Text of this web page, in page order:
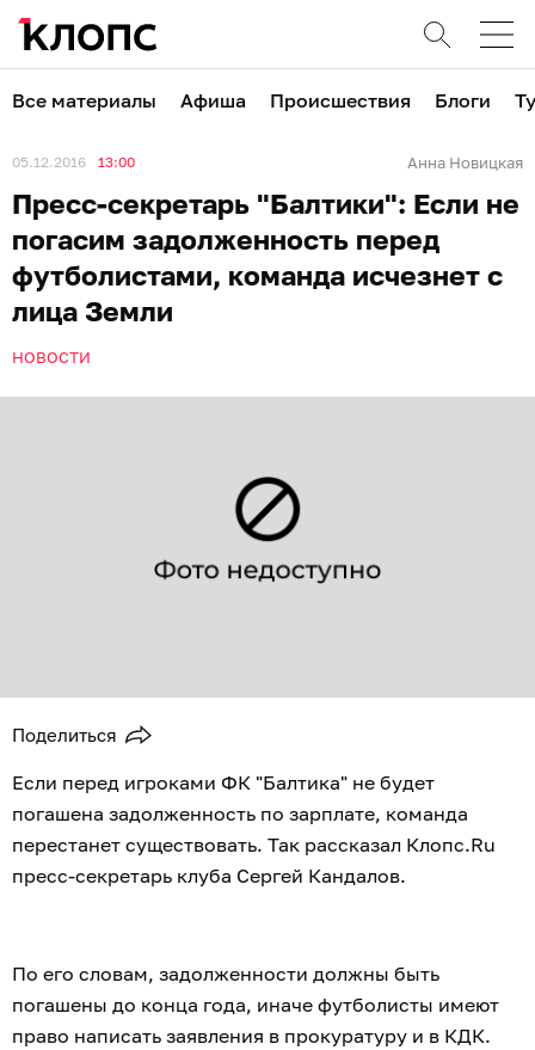
Все материалы Афиша Происшествия Блоги
05.12.2016 13:00 Анна Новицкая
Пресс-секретарь "Балтики": Если не
погасим задолженность перед
футболистами, команда исчезнет с
лица Земли
НОВОСТИ
Поделиться
Если перед игроками ФК "Балтика" не будет
погашена задолженность по зарплате, команда
перестанет существовать. Так рассказал Клопс.Ru
пресс-секретарь клуба Сергей Кандалов.
По его словам, задолженности должны быть
погашены до конца года, иначе футболисты имеют
право написать заявления в прокуратуру и в КДК.